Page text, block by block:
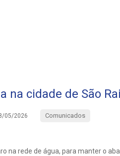
na cidade de São
05/2026 Comunicados
na rede de água, para manter o